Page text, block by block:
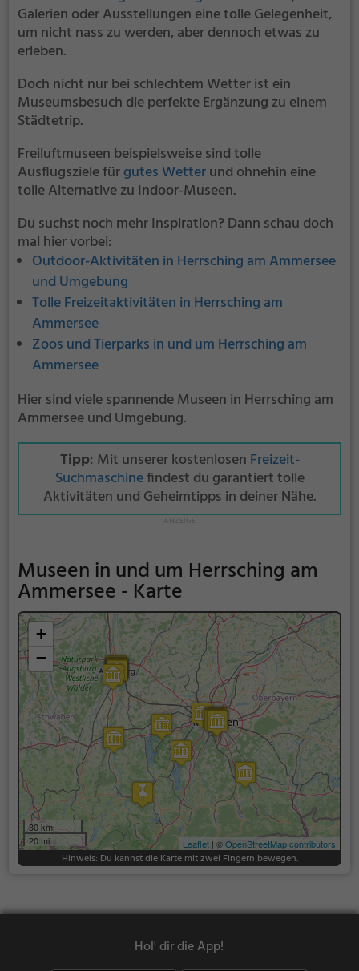
Galerien oder Ausstellungen eine tolle Gelegenheit,
um nicht nass zu werden, aber dennoch etwas zu
erleben.
Doch nicht nur bei schlechtem Wetter ist ein
Museumsbesuch die perfekte Ergänzung zu einem
Städtetrip.
Freiluftmuseen beispielsweise sind tolle
Ausflugsziele fürgutes Wetterund ohnehin eine
tolle Alternative zu Indoor-Museen.
Du suchst noch mehr Inspiration? Dann schau doch
mal hier vorbei:
Outdoor-Aktivitäten in Herrsching am Ammersee
und Umgebung
Tolle Freizeitaktivitäten in Herrsching am
Ammersee
Zoos und Tierparks in und um Herrsching am
Ammersee
Hier sind viele spannende Museen in Herrsching am
Ammersee und Umgebung.
Tipp: Mit unserer kostenlosen Freizeit-
Suchmaschinefindest du garantiert tolle
Aktivitäten und Geheimtipps in deiner Nähe.
Museen in und um Herrsching am
Ammersee - Karte
+
−
30 km
20 mi
Leaflet | ©OpenStreetMap contributors
Hinweis: Du kannst die Karte mit zwei Fingern bewegen.
Hol' dir die App!